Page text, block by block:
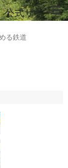
式サイ
る鉄道
ら